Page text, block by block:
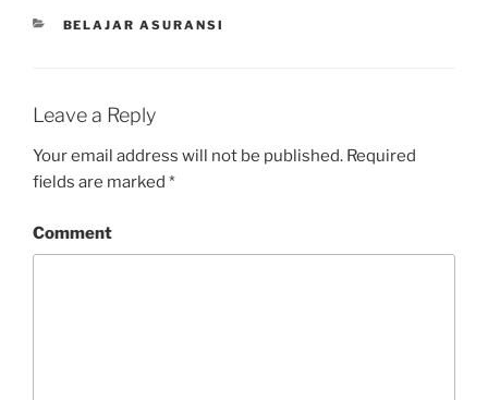
CATEGORIES
BELAJAR ASURANSI
Leave a Reply
Your email address will not be published. Required
fields are marked *
Comment